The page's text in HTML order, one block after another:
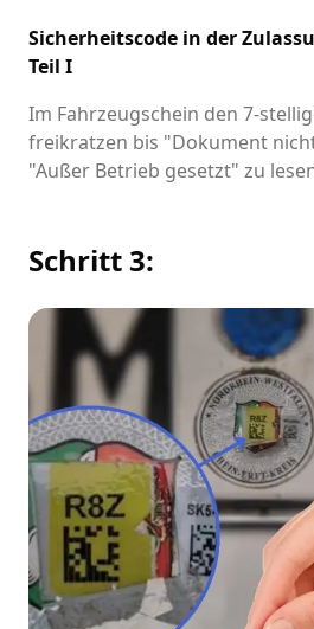
Sicherheitscode in der
Teil I
Im Fahrzeugschein den 7-
freikratzen bis "Dokument
"Außer Betrieb gesetzt" zu
Schritt 3: